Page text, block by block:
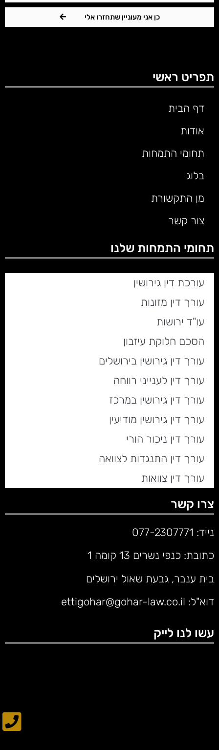
כן אני מעוניין שתחזרו אלי
תפריט ראשי
דף הבית
אודות
תחומי התמחות
בלוג
מן התקשורת
צור קשר
תחומי התמחות שלנו
עורכת דין גירושין
עורך דין מזונות
עו"ד ירושות
הסכם חלוקת עיזבון
עורך דין גירושין בירושלים
עורך דין לענייני רווחה
עורך דין גירושין במרכז
עורך דין גירושין מודיעין
עורך דין ניכור הורי
עורך דין התנגדות לצוואה
עורך דין צוואות
צרו קשר
נייד: 077-2307771
כתובת: כנפי נשרים 13 קומה 1
בית ענבר, גבעת שאול ירושלים
דוא"ל: ettigohar@gohar-law.co.il
עשו לנו לייק